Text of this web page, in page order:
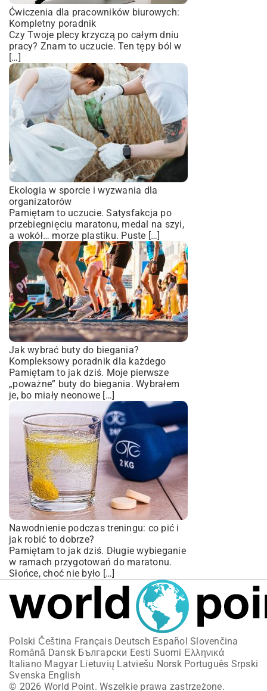
Ćwiczenia dla pracowników biurowych:
Kompletny poradnik
Czy Twoje plecy krzyczą po całym dniu
pracy? Znam to uczucie. Ten tępy ból w
[…]
Ekologia w sporcie i wyzwania dla
organizatorów
Pamiętam to uczucie. Satysfakcja po
przebiegnięciu maratonu, medal na szyi,
a wokół… morze plastiku. Puste […]
Jak wybrać buty do biegania?
Kompleksowy poradnik dla każdego
Pamiętam to jak dziś. Moje pierwsze
„poważne” buty do biegania. Wybrałem
je, bo miały neonowe […]
Nawodnienie podczas treningu: co pić i
jak robić to dobrze?
Pamiętam to jak dziś. Długie wybieganie
w ramach przygotowań do maratonu.
Słońce, choć nie było […]
Polski Čeština Français Deutsch Español Slovenčina
Română Dansk Български Eesti Suomi Ελληνικά
Italiano Magyar Lietuvių Latviešu Norsk Português Srpski
Svenska English
© 2026 World Point. Wszelkie prawa zastrzeżone.